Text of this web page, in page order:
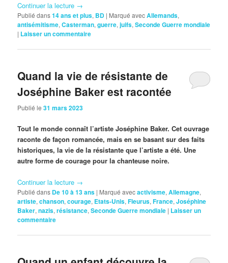
Continuer la lecture →
Publié dans14 ans et plus, BD | Marqué avecAllemands,
antisémitisme,Casterman,guerre,juifs,Seconde Guerre mondiale
| Laisser un commentaire
Quand la vie de résistante de
Joséphine Baker est racontée
Publié le31 mars 2023
Tout le monde connaît l’artiste Joséphine Baker. Cet ouvrage
raconte de façon romancée, mais en se basant sur des faits
historiques, la vie de la résistante que l’artiste a été. Une
autre forme de courage pour la chanteuse noire.
Continuer la lecture →
Publié dans De 10 à 13 ans | Marqué avecactivisme,Allemagne,
artiste,chanson,courage, Etats-Unis,Fleurus,France,Joséphine
Baker,nazis,résistance,Seconde Guerre mondiale | Laisser un
commentaire